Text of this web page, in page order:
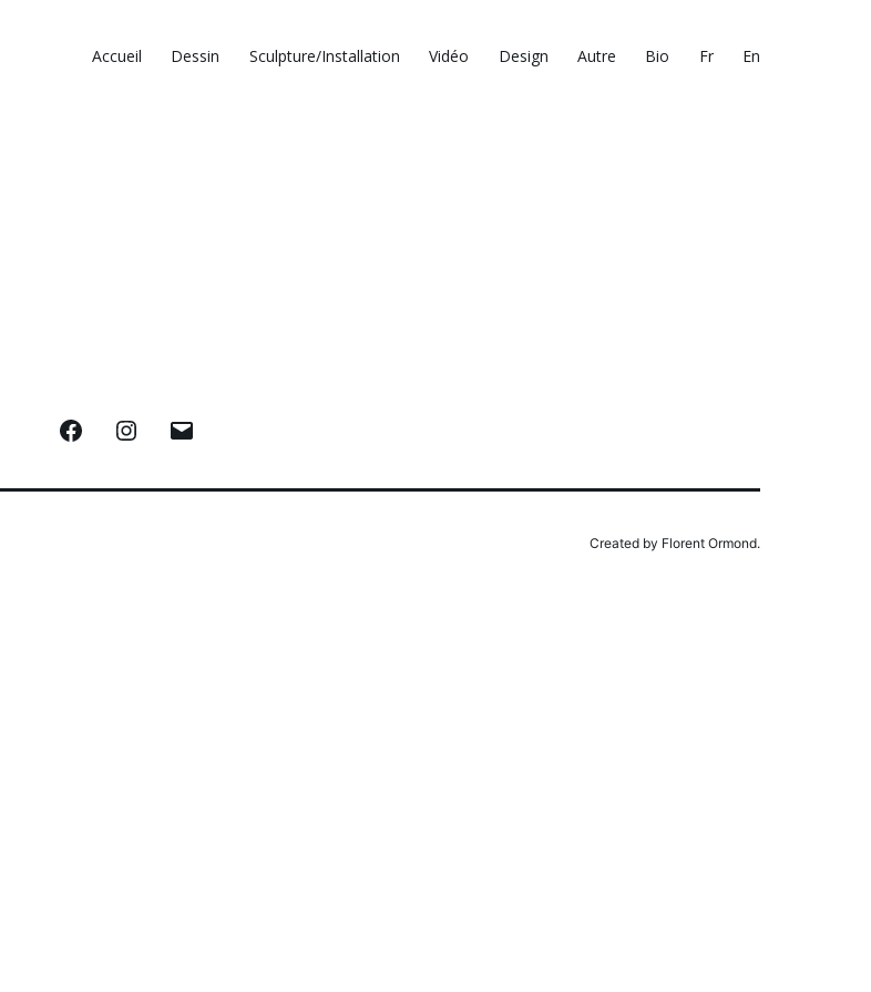
Accueil Dessin Sculpture/Installation Vidéo Design Autre Bio Fr En
FacebookInstagram
Created by Florent Ormond.